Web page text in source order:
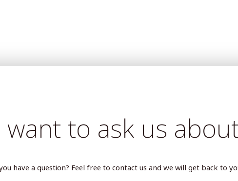
want to ask us
have a question? Feel free to contact us and we will get back to